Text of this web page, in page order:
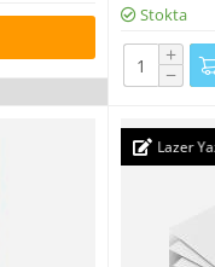
Stokta
+
−
Lazer